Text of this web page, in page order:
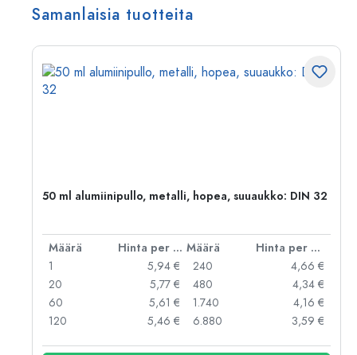
Samanlaisia tuotteita
50 ml alumiinipullo, metalli, hopea, suuaukko: DIN 32
Määrä Hinta per kpl Määrä
Hinta per kpl
1
5,94 €
20
5,77 €
60
5,61 €
120
5,46 €
240
4,66 €
480
4,34 €
1.740
4,16 €
6.880
3,59 €